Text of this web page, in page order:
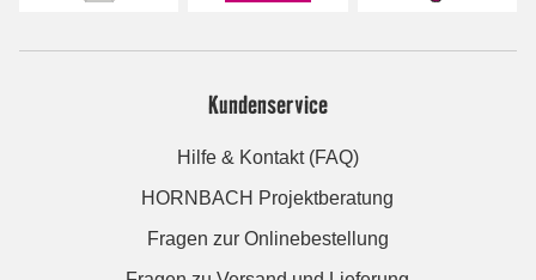
Kundenservice
Hilfe & Kontakt (FAQ)
HORNBACH Projektberatung
Fragen zur Onlinebestellung